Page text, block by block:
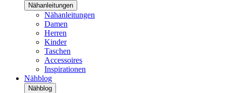
Nähanleitungen
Nähanleitungen
Damen
Herren
Kinder
Taschen
Accessoires
Inspirationen
Nähblog
Nähblog